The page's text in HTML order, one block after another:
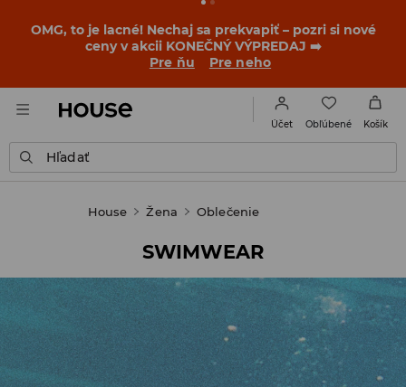
OMG, to je lacné! Nechaj sa prekvapiť – pozri si nové
ceny v akcii KONEČNÝ VÝPREDAJ ➡️
Pre ňu
Pre neho
Účet Obľúbené Košík
Hľadať
House Žena Oblečenie
SWIMWEAR